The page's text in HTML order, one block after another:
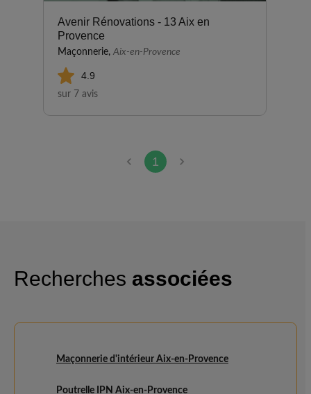
Avenir Rénovations - 13 Aix en
Provence
Maçonnerie, Aix-en-Provence
4.9
sur 7 avis
1
Recherches associées
Maçonnerie d'intérieur Aix-en-Provence
Poutrelle IPN Aix-en-Provence